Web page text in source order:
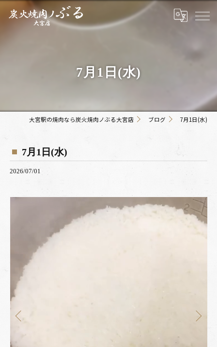
7月1日(水)
大宮駅の焼肉なら炭火焼肉ノぶる大宮店 ブログ 7月1日(水)
7月1日(水)
2026/07/01